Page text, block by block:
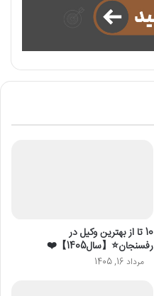
10 تا از بهترین وکیل در
رفسنجان⭐️【سال1405】❤️
مرداد 16, 1405